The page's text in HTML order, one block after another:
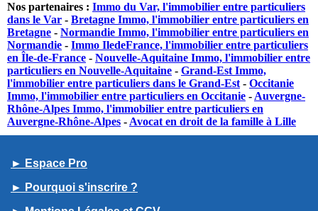
Nos partenaires : Immo du Var, l'immobilier entre particuliers
dans le Var - Bretagne Immo, l'immobilier entre particuliers en
Bretagne - Normandie Immo, l'immobilier entre particuliers en
Normandie - Immo IledeFrance, l'immobilier entre particuliers
en Île-de-France - Nouvelle-Aquitaine Immo, l'immobilier entre
particuliers en Nouvelle-Aquitaine - Grand-Est Immo,
l'immobilier entre particuliers dans le Grand-Est - Occitanie
Immo, l'immobilier entre particuliers en Occitanie - Auvergne-
Rhône-Alpes Immo, l'immobilier entre particuliers en
Auvergne-Rhône-Alpes - Avocat en droit de la famille à Lille
► Espace Pro
► Pourquoi s'inscrire ?